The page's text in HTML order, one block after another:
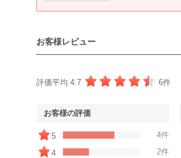
お客様レビュー
評価平均 4.7 6件
お客様の評価
5
4件
4
2件